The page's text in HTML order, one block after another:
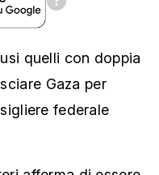
quelli con doppia
Gaza per
federale